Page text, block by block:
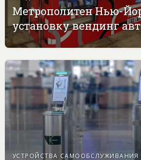
Метрополитен Нью-
установку вендинг
УСТРОЙСТВА САМООБСЛУЖИВАНИЯ